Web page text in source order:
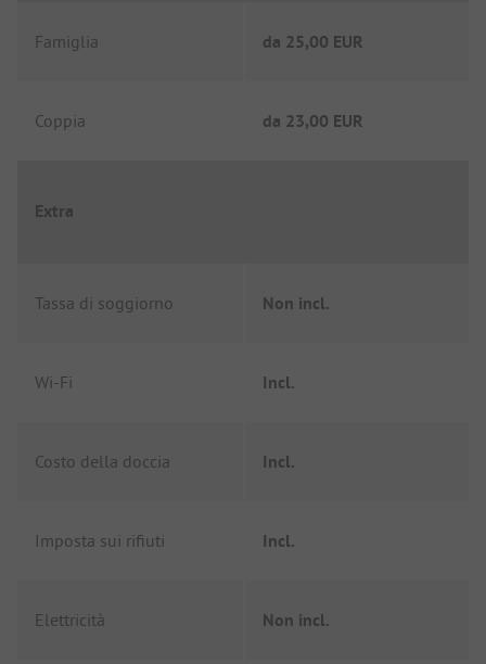
Famiglia da 25,00 EUR
Coppia da 23,00 EUR
Extra
Tassa di soggiorno Non incl.
Wi-Fi Incl.
Costo della doccia Incl.
Imposta sui rifiuti Incl.
Elettricità Non incl.